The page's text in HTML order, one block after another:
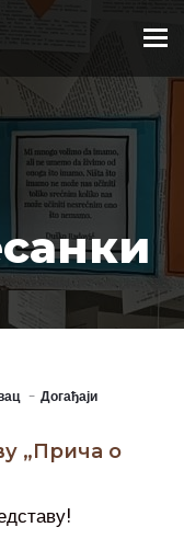
Догађаји
„Прича о